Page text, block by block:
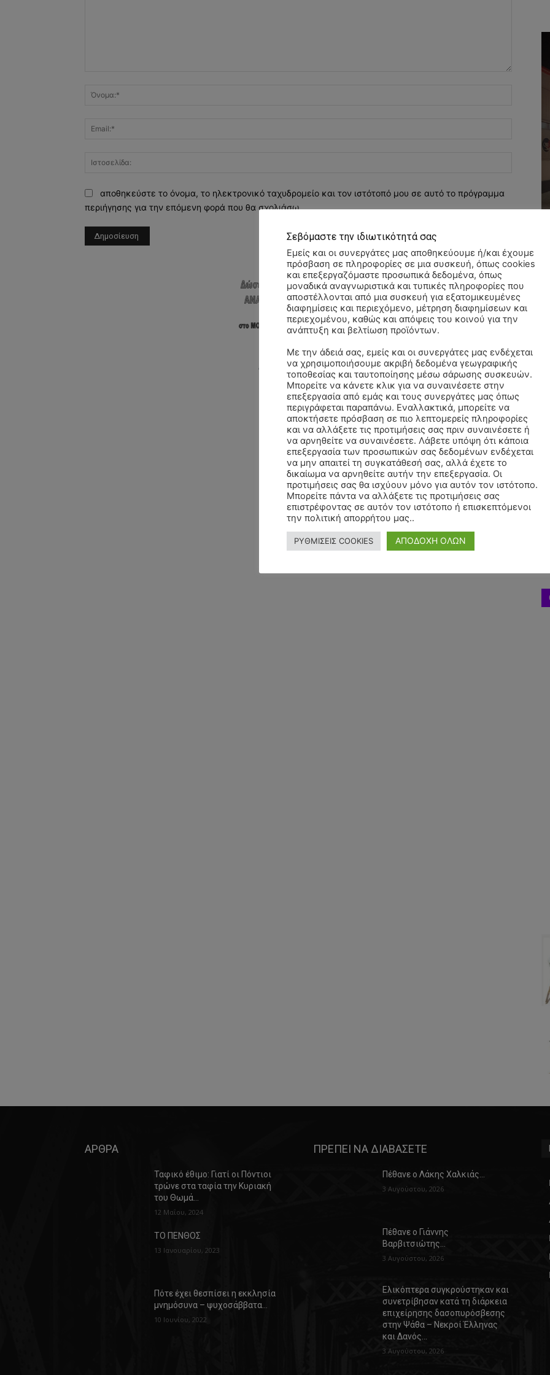
αποθηκεύστε το όνομα, το ηλεκτρονικό ταχυδρομείο και τον ιστότοπό μου σε αυτό το πρόγραμμα
περιήγησης για την επόμενη φορά που θα σχολιάσω.
ΑΡΘΡΑ
Ταφικό έθιμο: Γιατί οι Πόντιοι
τρώνε στα ταφία την Κυριακή
του Θωμά…
12 Μαΐου, 2024
ΤΟ ΠΕΝΘΟΣ
13 Ιανουαρίου, 2023
Πότε έχει θεσπίσει η εκκλησία
μνημόσυνα – ψυχοσάββατα…
10 Ιουνίου, 2022
ΠΡΕΠΕΙ ΝΑ ΔΙΑΒΑΣΕΤΕ
Πέθανε ο Λάκης Χαλκιάς…
3 Αυγούστου, 2026
Πέθανε ο Γιάννης
Βαρβιτσιώτης…
3 Αυγούστου, 2026
Ελικόπτερα συγκρούστηκαν και
συνετρίβησαν κατά τη διάρκεια
επιχείρησης δασοπυρόσβεσης
στην Ψάθα – Νεκροί Έλληνας
και Δανός…
3 Αυγούστου, 2026
Σεβόμαστε την ιδιωτικότητά σας
Εμείς και οι συνεργάτες μας αποθηκεύουμε ή/και έχουμε
πρόσβαση σε πληροφορίες σε μια συσκευή, όπως cookies
και επεξεργαζόμαστε προσωπικά δεδομένα, όπως
μοναδικά αναγνωριστικά και τυπικές πληροφορίες που
αποστέλλονται από μια συσκευή για εξατομικευμένες
διαφημίσεις και περιεχόμενο, μέτρηση διαφημίσεων και
περιεχομένου, καθώς και απόψεις του κοινού για την
ανάπτυξη και βελτίωση προϊόντων.
Με την άδειά σας, εμείς και οι συνεργάτες μας ενδέχεται
να χρησιμοποιήσουμε ακριβή δεδομένα γεωγραφικής
τοποθεσίας και ταυτοποίησης μέσω σάρωσης συσκευών.
Μπορείτε να κάνετε κλικ για να συναινέσετε στην
επεξεργασία από εμάς και τους συνεργάτες μας όπως
περιγράφεται παραπάνω. Εναλλακτικά, μπορείτε να
αποκτήσετε πρόσβαση σε πιο λεπτομερείς πληροφορίες
και να αλλάξετε τις προτιμήσεις σας πριν συναινέσετε ή
να αρνηθείτε να συναινέσετε. Λάβετε υπόψη ότι κάποια
επεξεργασία των προσωπικών σας δεδομένων ενδέχεται
να μην απαιτεί τη συγκατάθεσή σας, αλλά έχετε το
δικαίωμα να αρνηθείτε αυτήν την επεξεργασία. Οι
προτιμήσεις σας θα ισχύουν μόνο για αυτόν τον ιστότοπο.
Μπορείτε πάντα να αλλάξετε τις προτιμήσεις σας
επιστρέφοντας σε αυτόν τον ιστότοπο ή επισκεπτόμενοι
την πολιτική απορρήτου μας..
ΡΥΘΜΙΣΕΙΣ COOKIES ΑΠΟΔΟΧΗ ΟΛΩΝ